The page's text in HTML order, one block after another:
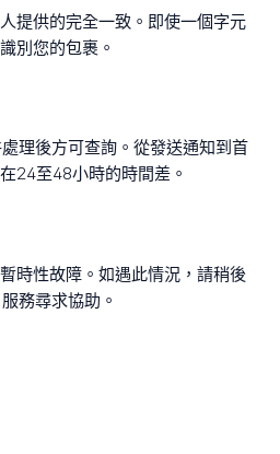
提供的完全一致。即使一個字元
別您的包裹。
理後方可查詢。從發送通知到首
24至48小時的時間差。
時性故障。如遇此情況，請稍後
務尋求協助。